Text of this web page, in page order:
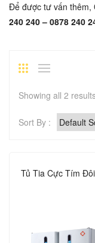
Để được tư vấn thêm,
240 240 – 0878 240
Showing all 2
Sort By :
Tủ Tia Cực Tím Đôi